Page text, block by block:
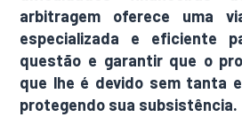
arbitragem oferece uma
especializada e eficiente
questão e garantir que o
que lhe é devido sem tanta
protegendo sua subsistência.